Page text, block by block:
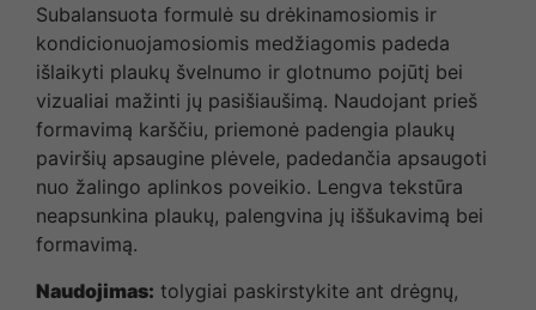
Subalansuota formulė su drėkinamosiomis ir
kondicionuojamosiomis medžiagomis padeda
išlaikyti plaukų švelnumo ir glotnumo pojūtį bei
vizualiai mažinti jų pasišiaušimą. Naudojant prieš
formavimą karščiu, priemonė padengia plaukų
paviršių apsaugine plėvele, padedančia apsaugoti
nuo žalingo aplinkos poveikio. Lengva tekstūra
neapsunkina plaukų, palengvina jų iššukavimą bei
formavimą.
Naudojimas: tolygiai paskirstykite ant drėgnų,